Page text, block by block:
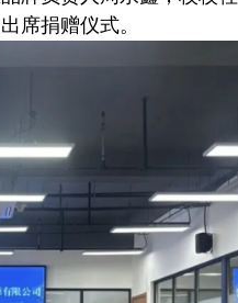
席捐赠仪式。